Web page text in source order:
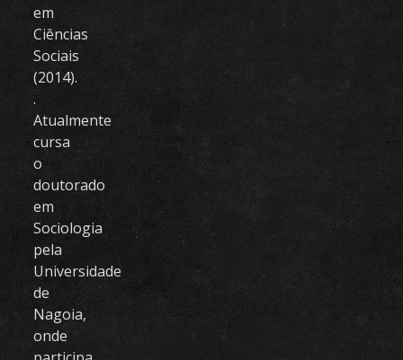
em
Ciências
Sociais
(2014).
.
Atualmente
cursa
o
doutorado
em
Sociologia
pela
Universidade
de
Nagoia,
onde